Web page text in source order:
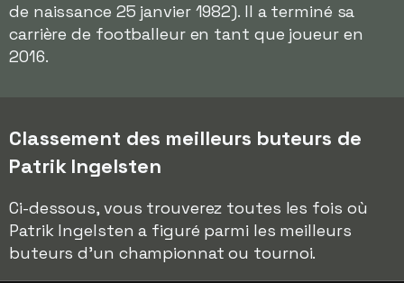
de naissance 25 janvier 1982). Il a terminé sa
carrière de footballeur en tant que joueur en
2016.
Classement des meilleurs buteurs de
Patrik Ingelsten
Ci-dessous, vous trouverez toutes les fois où
Patrik Ingelsten a figuré parmi les meilleurs
buteurs d'un championnat ou tournoi.